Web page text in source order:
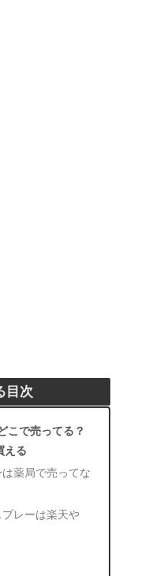
目次
こで売ってる？
える
薬局で売ってな
レーは楽天や